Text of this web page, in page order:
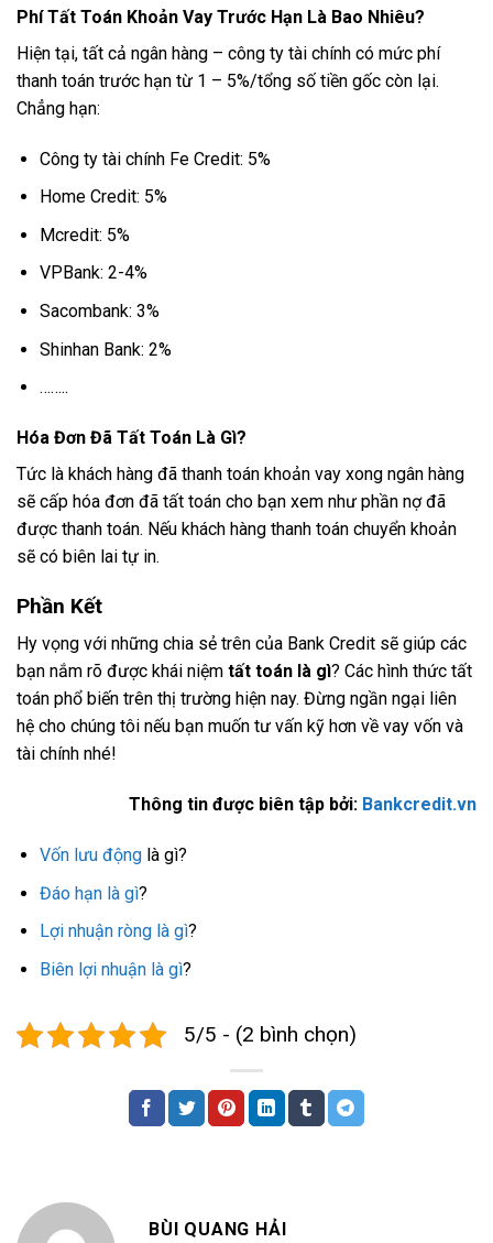
Phí Tất Toán Khoản Vay Trước Hạn Là Bao Nhiêu?
Hiện tại, tất cả ngân hàng – công ty tài chính có mức phí
thanh toán trước hạn từ 1 – 5%/tổng số tiền gốc còn lại.
Chẳng hạn:
Công ty tài chính Fe Credit: 5%
Home Credit: 5%
Mcredit: 5%
VPBank: 2-4%
Sacombank: 3%
Shinhan Bank: 2%
……..
Hóa Đơn Đã Tất Toán Là Gì?
Tức là khách hàng đã thanh toán khoản vay xong ngân hàng
sẽ cấp hóa đơn đã tất toán cho bạn xem như phần nợ đã
được thanh toán. Nếu khách hàng thanh toán chuyển khoản
sẽ có biên lai tự in.
Phần Kết
Hy vọng với những chia sẻ trên của Bank Credit sẽ giúp các
bạn nắm rõ được khái niệm tất toán là gì? Các hình thức tất
toán phổ biến trên thị trường hiện nay. Đừng ngần ngại liên
hệ cho chúng tôi nếu bạn muốn tư vấn kỹ hơn về vay vốn và
tài chính nhé!
Thông tin được biên tập bởi: Bankcredit.vn
Vốn lưu độnglà gì?
Đáo hạn là gì?
Lợi nhuận ròng là gì?
Biên lợi nhuận là gì?
5/5 - (2 bình chọn)
BÙI QUANG HẢI